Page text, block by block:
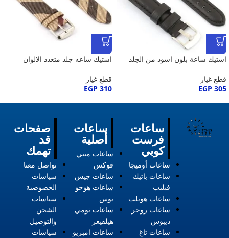
استيك ساعة بلون اسود من الجلد
قطع غيار
EGP 305
استيك ساعه جلد متعدد الالوان
قطع غيار
EGP 310
صفحات
قد
تهمك
تواصل معنا
سياسات
الخصوصية
سياسات
الشحن
والتوصيل
سياسات
ساعات
أصلية
ساعات ميني
فوكس
ساعات جيس
ساعات هوجو
بوس
ساعات تومي
هيلفيغر
ساعات امبريو
ساعات
فرست
كوبي
ساعات أوميجا
ساعات باتيك
فيليب
ساعات هوبلت
ساعات روجر
ديبوس
ساعات تاغ